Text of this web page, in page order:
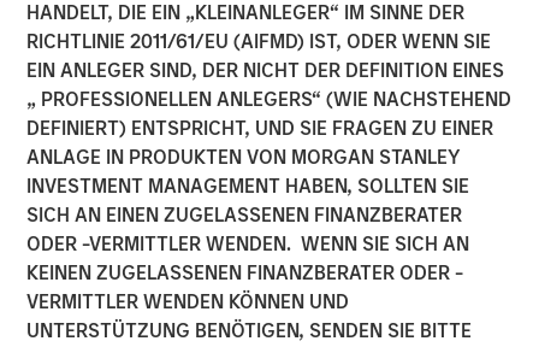
HANDELT, DIE EIN „KLEINANLEGER“ IM SINNE DER
RICHTLINIE 2011/61/EU (AIFMD) IST, ODER WENN SIE
EIN ANLEGER SIND, DER NICHT DER DEFINITION EINES
„ PROFESSIONELLEN ANLEGERS“ (WIE NACHSTEHEND
DEFINIERT) ENTSPRICHT, UND SIE FRAGEN ZU EINER
ANLAGE IN PRODUKTEN VON MORGAN STANLEY
INVESTMENT MANAGEMENT HABEN, SOLLTEN SIE
SICH AN EINEN ZUGELASSENEN FINANZBERATER
ODER -VERMITTLER WENDEN. WENN SIE SICH AN
KEINEN ZUGELASSENEN FINANZBERATER ODER -
VERMITTLER WENDEN KÖNNEN UND
UNTERSTÜTZUNG BENÖTIGEN, SENDEN SIE BITTE
MorningStar Denver Senior
Living Portfolio for $305
Million
04 DEZEMBER 2025